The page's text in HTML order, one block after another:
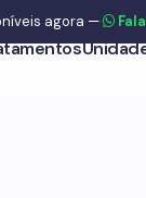
agora —